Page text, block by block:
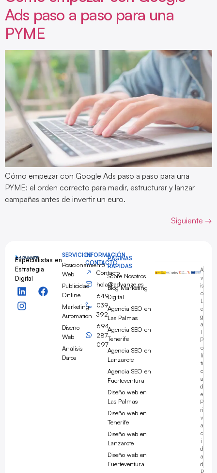
Ads paso a paso para una
PYME
Cómo empezar con Google Ads paso a paso para una
PYME: el orden correcto para medir, estructurar y lanzar
campañas antes de invertir un euro.
Siguiente →
Especialistas en
Estrategia
Digital
PÁGINAS
RÁPIDAS
Sobre Nosotros
Blog Marketing
Digital
Agencia SEO en
Las Palmas
Agencia SEO en
Tenerife
Agencia SEO en
Lanzarote
Agencia SEO en
Fuerteventura
Diseño web en
Las Palmas
Diseño web en
Tenerife
Diseño web en
Lanzarote
Diseño web en
Fuerteventura
SERVICIOS
Posicionamiento
Web
Publicidad
Online
Marketing
Automation
Diseño
Web
Análisis
Datos
INFORMACIÓN
CONTACTO
Contacto
hola@advanze.es
649
039
392
694
287
097
A
v
is
o
L
e
g
a
l
P
o
lí
ti
c
a
d
e
P
ri
v
a
c
i
d
a
d